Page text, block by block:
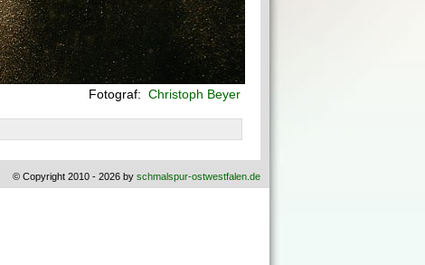
Fotograf: Christoph Beyer
© Copyright 2010 - 2026 by schmalspur-ostwestfalen.de